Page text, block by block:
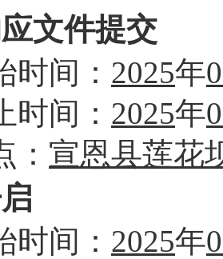
文件提交
时间： 2025年
时间： 2025年
： 宣恩县莲花
时间： 2025年